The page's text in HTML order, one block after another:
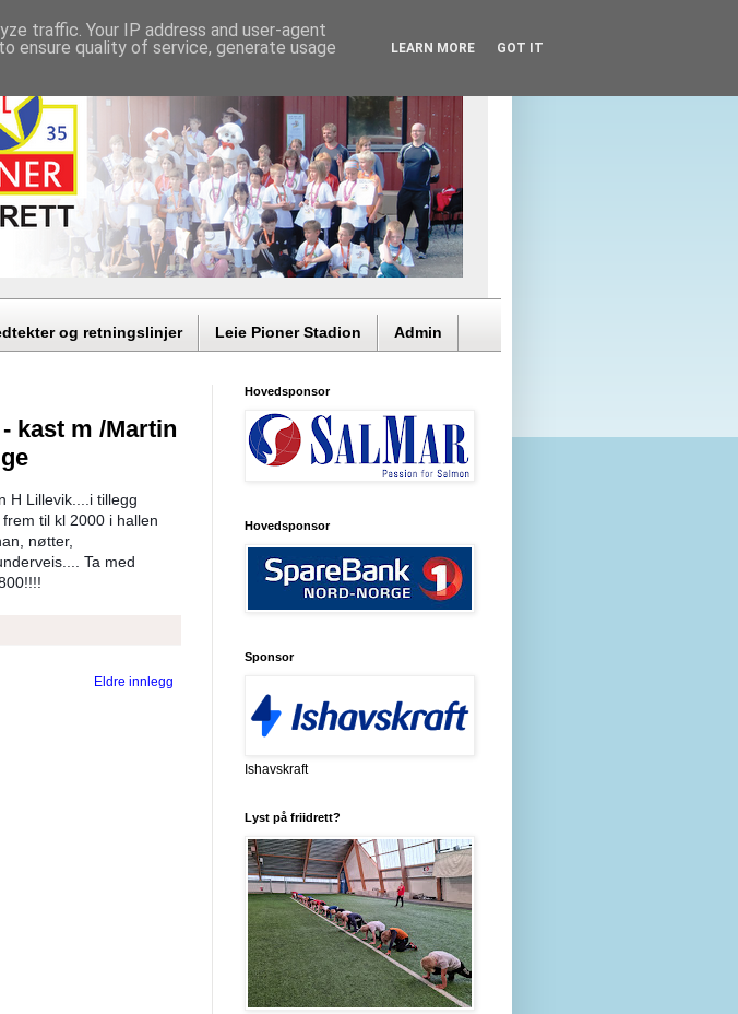
og retningslinjer Leie Pioner Stadion Admin
kast m /Martin
H Lillevik....i tillegg
til kl 2000 i hallen
nøtter,
Ta med
Eldre innlegg
Hovedsponsor
Hovedsponsor
Sponsor
Ishavskraft
Lyst på friidrett?
traffic. Your IP address and user-agent
ensure quality of service, generate usage
LEARN MORE GOT IT